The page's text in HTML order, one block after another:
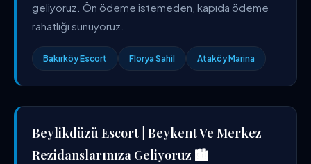
geliyoruz. Ön ödeme istemeden, kapıda ödeme
rahatlığı sunuyoruz.
Bakırköy Escort Florya Sahil Ataköy Marina
Beylikdüzü Escort | Beykent Ve Merkez
Rezidanslarınıza Geliyoruz 🏙️